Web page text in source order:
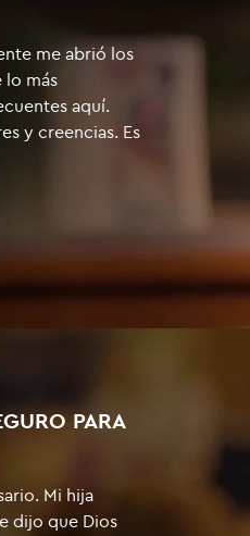
me abrió los
lo más
aquí.
y creencias. Es
PARA
Mi hija
dijo que Dios